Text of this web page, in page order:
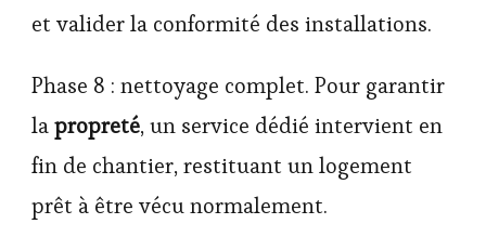
et valider la conformité des installations.
Phase 8 : nettoyage complet. Pour garantir
lapropreté, un service dédié intervient en
fin de chantier, restituant un logement
prêt à être vécu normalement.